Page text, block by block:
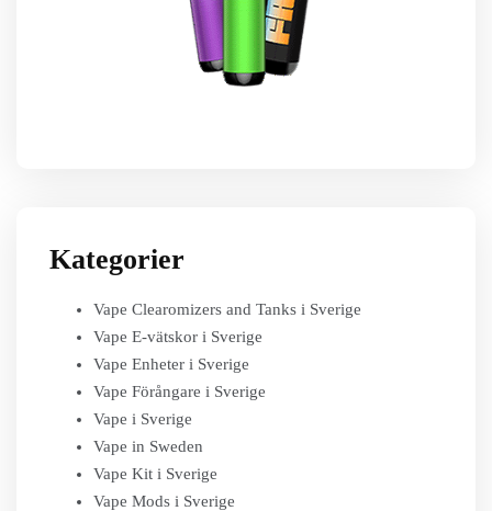
Kategorier
Vape Clearomizers and Tanks i Sverige
Vape E-vätskor i Sverige
Vape Enheter i Sverige
Vape Förångare i Sverige
Vape i Sverige
Vape in Sweden
Vape Kit i Sverige
Vape Mods i Sverige